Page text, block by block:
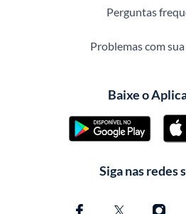
Perguntas
Problemas com
Baixe o
Siga nas redes